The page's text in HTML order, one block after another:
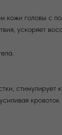
кожи головы с
ускоряет
стимулирует